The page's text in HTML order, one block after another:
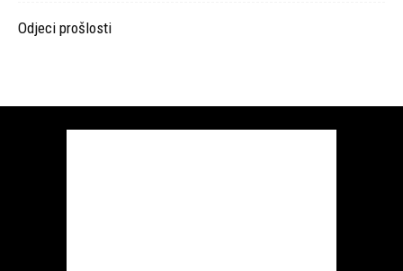
Odjeci prošlosti